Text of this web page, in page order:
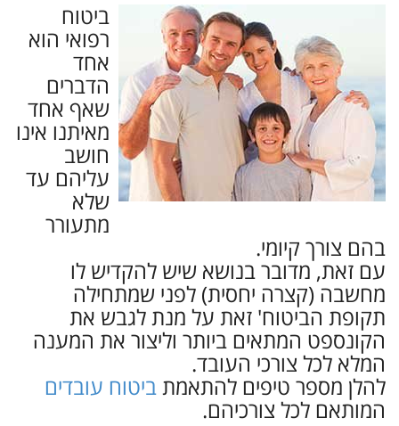
ביטוח
רפואי הוא
אחד
הדברים
שאף אחד
מאיתנו אינו
חושב
עליהם עד
שלא
מתעורר
בהם צורך קיומי.
עם זאת, מדובר בנושא שיש להקדיש לו
מחשבה (קצרה יחסית) לפני שמתחילה
תקופת הביטוח' זאת על מנת לגבש את
הקונספט המתאים ביותר וליצור את המענה
המלא לכל צורכי העובד.
להלן מספר טיפים להתאמתביטוח עובדים
המותאם לכל צורכיהם.